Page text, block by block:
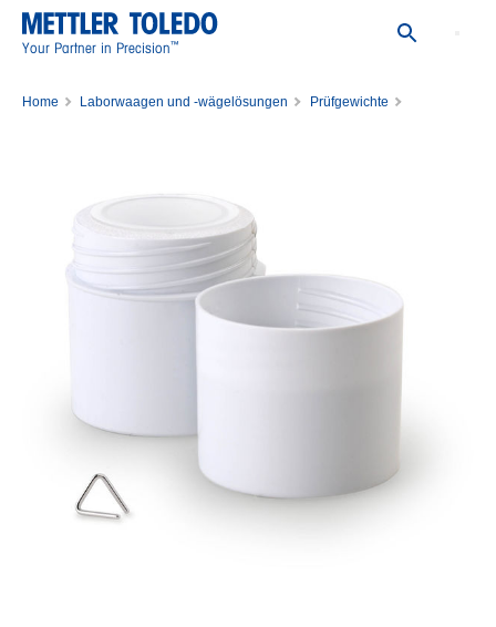
Your Partner in Precision™
Home Laborwaagen und -wägelösungen
Prüfgewichte